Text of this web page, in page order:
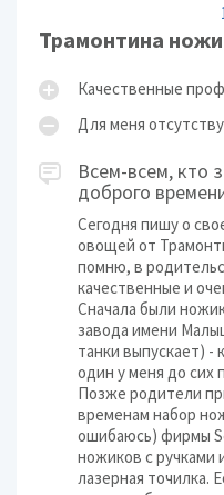
Трамонтина ножи
Качественные
Для меня
Всем-всем, кто
доброго
Сегодня пишу о
овощей от
помню, в
качественные и
Сначала были
завода имени
танки выпускает) -
один у меня до сих
Позже родители
временам набор
ошибаюсь) фирмы
ножиков с ручками
лазерная точилка.